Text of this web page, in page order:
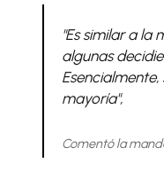
"Es similar a la
algunas
mayoría",
Comentó la